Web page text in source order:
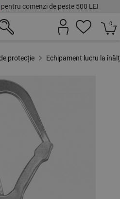
pentru comenzi de peste 500 LEI
0
protecție Echipament lucru la